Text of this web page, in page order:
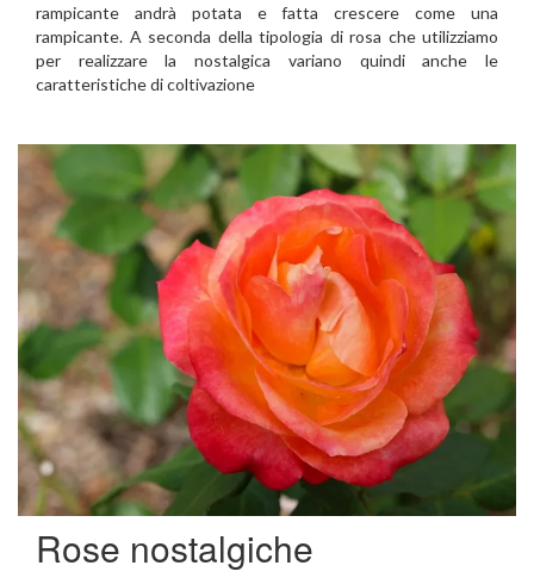
rampicante andrà potata e fatta crescere come una
rampicante. A seconda della tipologia di rosa che utilizziamo
per realizzare la nostalgica variano quindi anche le
caratteristiche di coltivazione
Rose nostalgiche